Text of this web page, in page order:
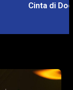
Ji-hyun